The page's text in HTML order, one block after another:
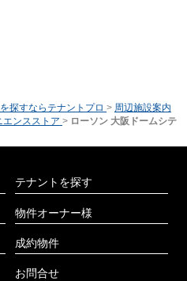
探すならテナントプロ > 周辺施設案内
ンスストア > ローソン 大阪ドームシテ
テナントを探す
物件オーナー様
成約物件
お問合せ